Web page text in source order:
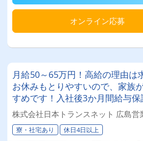
オンライン応募
月給50～65万円！高給の理由は
お休みもとりやすいので、家族
すめです！入社後3か月間給与保
株式会社日本トランスネット 広島営
寮・社宅あり 休日4日以上